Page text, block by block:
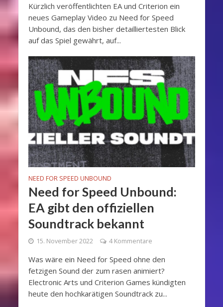
Kürzlich veröffentlichten EA und Criterion ein
neues Gameplay Video zu Need for Speed
Unbound, das den bisher detailliertesten Blick
auf das Spiel gewährt, auf...
NEED FOR SPEED UNBOUND
Need for Speed Unbound:
EA gibt den offiziellen
Soundtrack bekannt
15. November 2022 4 Kommentare
Was wäre ein Need for Speed ohne den
fetzigen Sound der zum rasen animiert?
Electronic Arts und Criterion Games kündigten
heute den hochkarätigen Soundtrack zu...